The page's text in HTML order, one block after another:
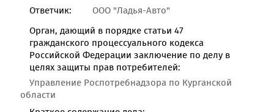
Ответчик:
ООО "Ладья-Авто"
Орган, дающий в порядке статьи 47
гражданского процессуального кодекса
Российской Федерации заключение по делу в
целях защиты прав потребителей:
Управление Роспотребнадзора по Курганской
области